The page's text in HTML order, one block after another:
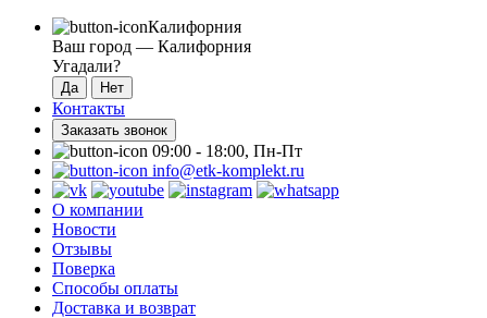
Калифорния
Ваш город — Калифорния
Угадали?
Контакты
Заказать звонок
09:00 - 18:00, Пн-Пт
info@etk-komplekt.ru
О компании
Новости
Отзывы
Поверка
Способы оплаты
Доставка и возврат